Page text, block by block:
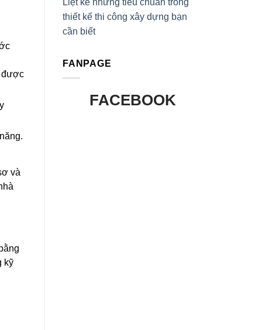
được
và
kỹ
Liệt kê những tiêu chuẩn trong
thiết kế thi công xây dựng bạn
cần biết
FANPAGE
FACEBOOK